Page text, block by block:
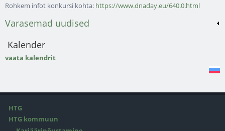
Rohkem infot konkursi kohta: https://www.dnaday.eu/640.0.html
Varasemad uudised
Kalender
vaata kalendrit
HTG
HTG kommuun